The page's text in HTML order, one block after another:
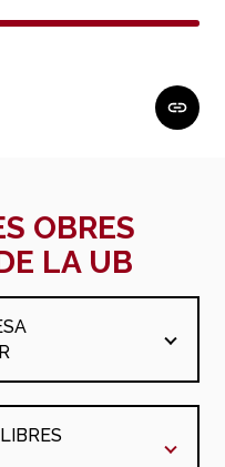
OBRES
LA UB
atlas, o teatro
cuydado, se
de todo